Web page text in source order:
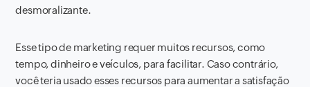
desmoralizante.
Esse tipo de marketing requer muitos recursos, como
tempo, dinheiro e veículos, para facilitar. Caso contrário,
você teria usado esses recursos para aumentar a satisfação